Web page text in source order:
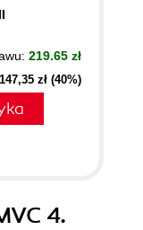
219.65 zł
zł (40%)
4.